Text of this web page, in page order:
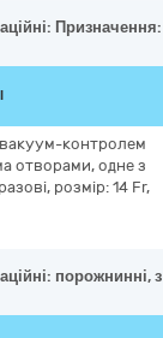
вакуум-контролем
отворами, одне з
розмір: 14 Fr,